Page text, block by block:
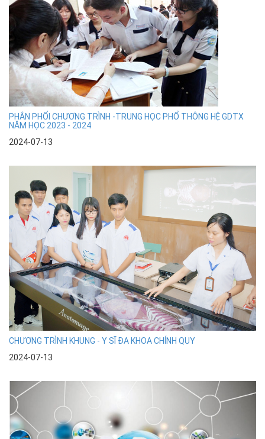
PHÂN PHỐI CHƯƠNG TRÌNH -TRUNG HỌC PHỔ THÔNG HỆ GDTX
NĂM HỌC 2023 - 2024
2024-07-13
CHƯƠNG TRÌNH KHUNG - Y SĨ ĐA KHOA CHÍNH QUY
2024-07-13